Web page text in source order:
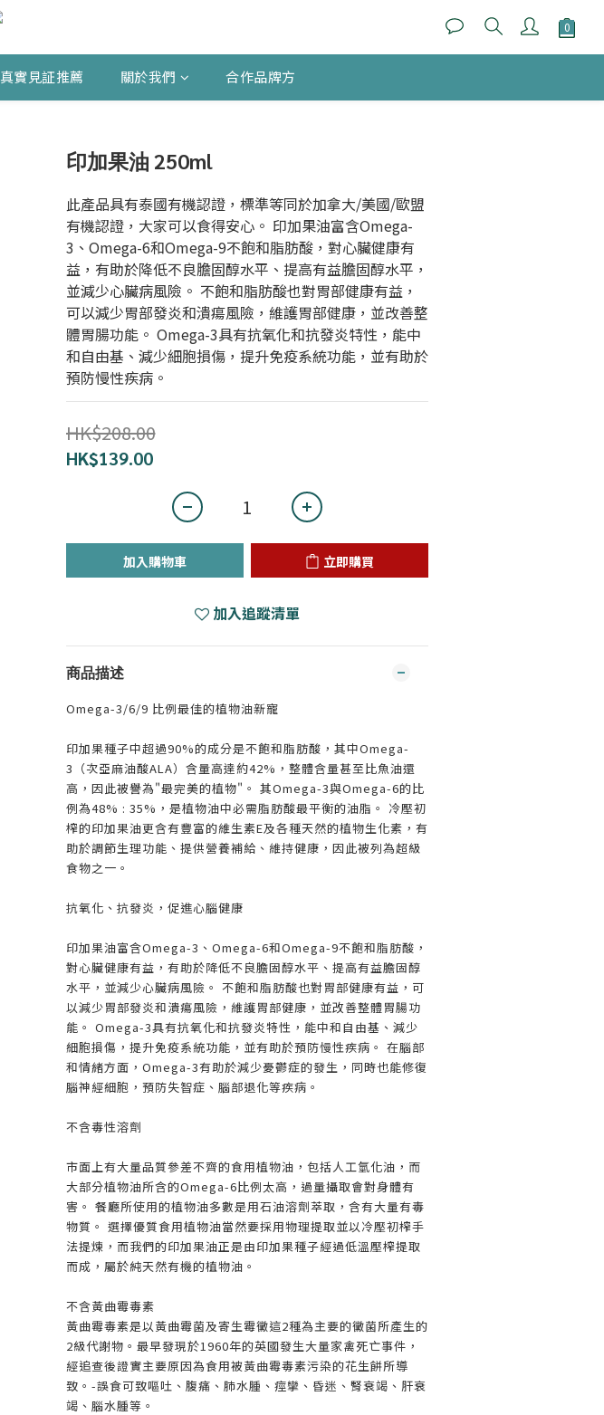
真實見証推薦 關於我們 合作品牌方
印加果油 250ml
此產品具有泰國有機認證，標準等同於加拿大/美國/歐盟
有機認證，大家可以食得安心。 印加果油富含Omega-
3、Omega-6和Omega-9不飽和脂肪酸，對心臟健康有
益，有助於降低不良膽固醇水平、提高有益膽固醇水平，
並減少心臟病風險。 不飽和脂肪酸也對胃部健康有益，
可以減少胃部發炎和潰瘍風險，維護胃部健康，並改善整
體胃腸功能。 Omega-3具有抗氧化和抗發炎特性，能中
和自由基、減少細胞損傷，提升免疫系統功能，並有助於
預防慢性疾病。
HK$208.00
HK$139.00
加入購物車 立即購買
加入追蹤清單
商品描述
Omega-3/6/9 比例最佳的植物油新寵
印加果種子中超過90%的成分是不飽和脂肪酸，其中Omega-
3（次亞麻油酸ALA）含量高達約42%，整體含量甚至比魚油還
高，因此被譽為"最完美的植物"。 其Omega-3與Omega-6的比
例為48% : 35%，是植物油中必需脂肪酸最平衡的油脂。 冷壓初
榨的印加果油更含有豐富的維生素E及各種天然的植物生化素，有
助於調節生理功能、提供營養補給、維持健康，因此被列為超級
食物之一。
抗氧化、抗發炎，促進心腦健康
印加果油富含Omega-3、Omega-6和Omega-9不飽和脂肪酸，
對心臟健康有益，有助於降低不良膽固醇水平、提高有益膽固醇
水平，並減少心臟病風險。 不飽和脂肪酸也對胃部健康有益，可
以減少胃部發炎和潰瘍風險，維護胃部健康，並改善整體胃腸功
能。 Omega-3具有抗氧化和抗發炎特性，能中和自由基、減少
細胞損傷，提升免疫系統功能，並有助於預防慢性疾病。 在腦部
和情緒方面，Omega-3有助於減少憂鬱症的發生，同時也能修復
腦神經細胞，預防失智症、腦部退化等疾病。
不含毒性溶劑
市面上有大量品質參差不齊的食用植物油，包括人工氫化油，而
大部分植物油所含的Omega-6比例太高，過量攝取會對身體有
害。 餐廳所使用的植物油多數是用石油溶劑萃取，含有大量有毒
物質。 選擇優質食用植物油當然要採用物理提取並以冷壓初榨手
法提煉，而我們的印加果油正是由印加果種子經過低溫壓榨提取
而成，屬於純天然有機的植物油。
不含黃曲霉毒素
黃曲霉毒素是以黃曲霉菌及寄生霉黴這2種為主要的黴菌所產生的
2級代謝物。最早發現於1960年的英國發生大量家禽死亡事件，
經追查後證實主要原因為食用被黃曲霉毒素污染的花生餅所導
致。-誤食可致嘔吐、腹痛、肺水腫、痙攣、昏迷、腎衰竭、肝衰
竭、腦水腫等。